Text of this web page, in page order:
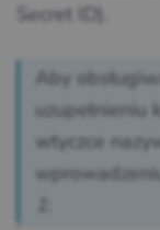
Secret ID).
Aby
wtyczce